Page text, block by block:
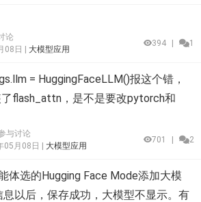
论
08日 | 大模型应用
394 1
= HuggingFaceLLM()报这个错，
flash_attn，是不是要改pytorch和
与讨论
05月08日 | 大模型应用
701 2
体选的Hugging Face Mode添加大模
息以后，保存成功，大模型不显示。有